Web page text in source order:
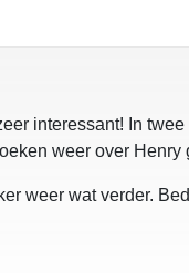
interessant! In
weer over
weer wat verder.